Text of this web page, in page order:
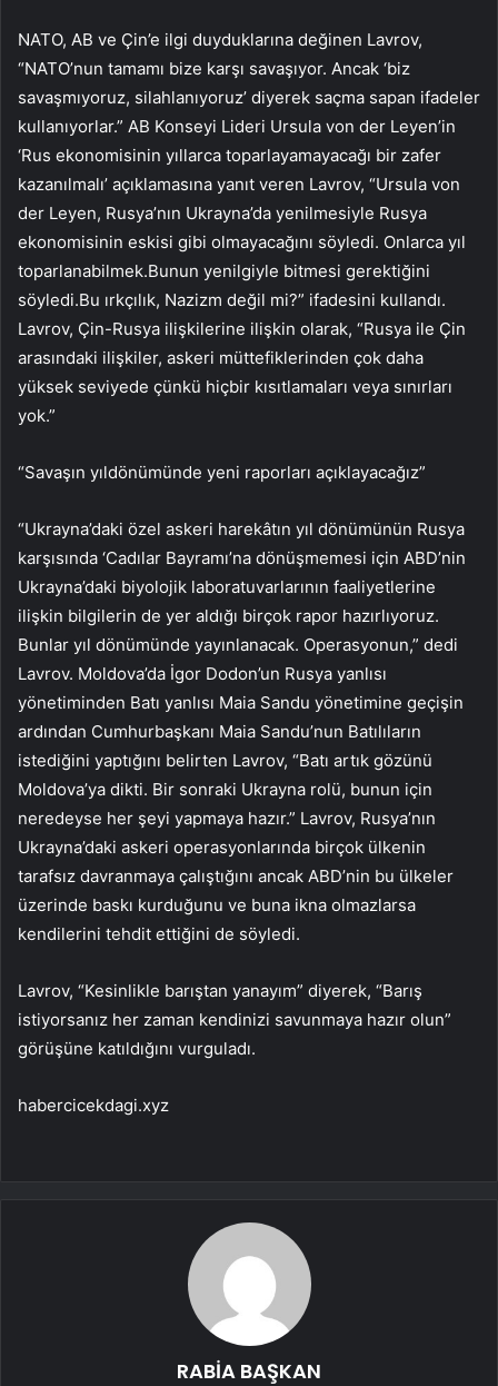
NATO, AB ve Çin’e ilgi duyduklarına değinen Lavrov,
“NATO’nun tamamı bize karşı savaşıyor. Ancak ‘biz
savaşmıyoruz, silahlanıyoruz’ diyerek saçma sapan ifadeler
kullanıyorlar.” AB Konseyi Lideri Ursula von der Leyen’in
‘Rus ekonomisinin yıllarca toparlayamayacağı bir zafer
kazanılmalı’ açıklamasına yanıt veren Lavrov, “Ursula von
der Leyen, Rusya’nın Ukrayna’da yenilmesiyle Rusya
ekonomisinin eskisi gibi olmayacağını söyledi. Onlarca yıl
toparlanabilmek.Bunun yenilgiyle bitmesi gerektiğini
söyledi.Bu ırkçılık, Nazizm değil mi?” ifadesini kullandı.
Lavrov, Çin-Rusya ilişkilerine ilişkin olarak, “Rusya ile Çin
arasındaki ilişkiler, askeri müttefiklerinden çok daha
yüksek seviyede çünkü hiçbir kısıtlamaları veya sınırları
yok.”
“Savaşın yıldönümünde yeni raporları açıklayacağız”
“Ukrayna’daki özel askeri harekâtın yıl dönümünün Rusya
karşısında ‘Cadılar Bayramı’na dönüşmemesi için ABD’nin
Ukrayna’daki biyolojik laboratuvarlarının faaliyetlerine
ilişkin bilgilerin de yer aldığı birçok rapor hazırlıyoruz.
Bunlar yıl dönümünde yayınlanacak. Operasyonun,” dedi
Lavrov. Moldova’da İgor Dodon’un Rusya yanlısı
yönetiminden Batı yanlısı Maia Sandu yönetimine geçişin
ardından Cumhurbaşkanı Maia Sandu’nun Batılıların
istediğini yaptığını belirten Lavrov, “Batı artık gözünü
Moldova’ya dikti. Bir sonraki Ukrayna rolü, bunun için
neredeyse her şeyi yapmaya hazır.” Lavrov, Rusya’nın
Ukrayna’daki askeri operasyonlarında birçok ülkenin
tarafsız davranmaya çalıştığını ancak ABD’nin bu ülkeler
üzerinde baskı kurduğunu ve buna ikna olmazlarsa
kendilerini tehdit ettiğini de söyledi.
Lavrov, “Kesinlikle barıştan yanayım” diyerek, “Barış
istiyorsanız her zaman kendinizi savunmaya hazır olun”
görüşüne katıldığını vurguladı.
habercicekdagi.xyz
RABİA BAŞKAN